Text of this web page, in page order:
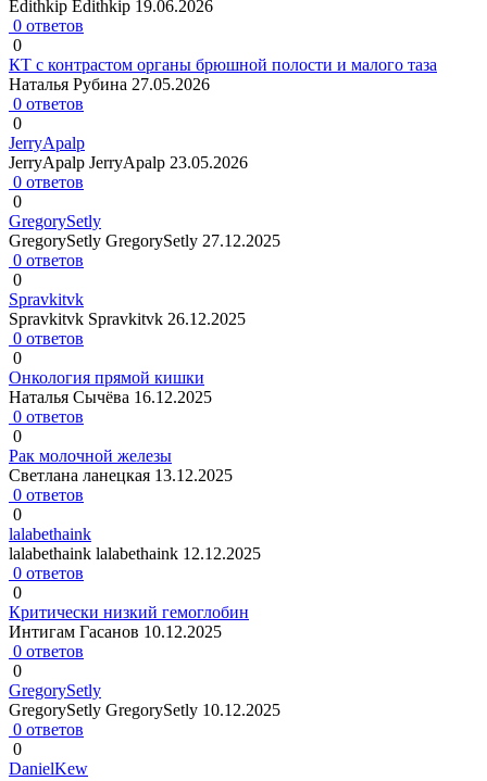
Edithkip Edithkip 19.06.2026
0 ответов
0
КТ с контрастом органы брюшной полости и малого таза
Наталья Рубина 27.05.2026
0 ответов
0
JerryApalp
JerryApalp JerryApalp 23.05.2026
0 ответов
0
GregorySetly
GregorySetly GregorySetly 27.12.2025
0 ответов
0
Spravkitvk
Spravkitvk Spravkitvk 26.12.2025
0 ответов
0
Онкология прямой кишки
Наталья Сычёва 16.12.2025
0 ответов
0
Рак молочной железы
Светлана ланецкая 13.12.2025
0 ответов
0
lalabethaink
lalabethaink lalabethaink 12.12.2025
0 ответов
0
Критически низкий гемоглобин
Интигам Гасанов 10.12.2025
0 ответов
0
GregorySetly
GregorySetly GregorySetly 10.12.2025
0 ответов
0
DanielKew